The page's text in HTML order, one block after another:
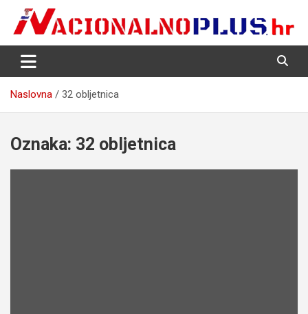
content
NacionalnoPlus.hr
Nacija želi znati više
Naslovna 32 obljetnica
Oznaka: 32 obljetnica